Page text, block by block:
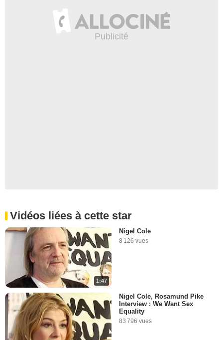
Vidéos liées à cette star
1:47
Nigel Cole
8 126 vues
Nigel Cole, Rosamund Pike
Interview : We Want Sex
Equality
83 796 vues